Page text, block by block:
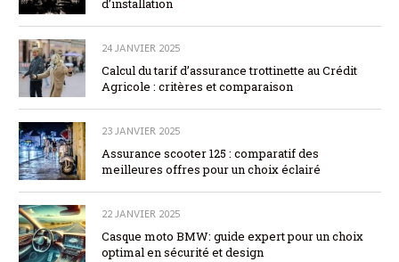
24 JANVIER 2025
Calcul du tarif d’assurance trottinette au Crédit
Agricole : critères et comparaison
23 JANVIER 2025
Assurance scooter 125 : comparatif des
meilleures offres pour un choix éclairé
22 JANVIER 2025
Casque moto BMW: guide expert pour un choix
optimal en sécurité et design